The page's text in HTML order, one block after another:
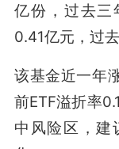
亿份，过去三
0.41亿元，过
该基金近一年
前ETF溢折率
中风险区，建